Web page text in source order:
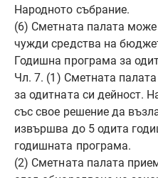
Народното събрание.
(6) Сметната палата
чужди средства на
Годишна програма за
Чл. 7. (1) Сметната
за одитната си дейност.
със свое решение да
извършва до 5 одита
годишната програма.
(2) Сметната палата